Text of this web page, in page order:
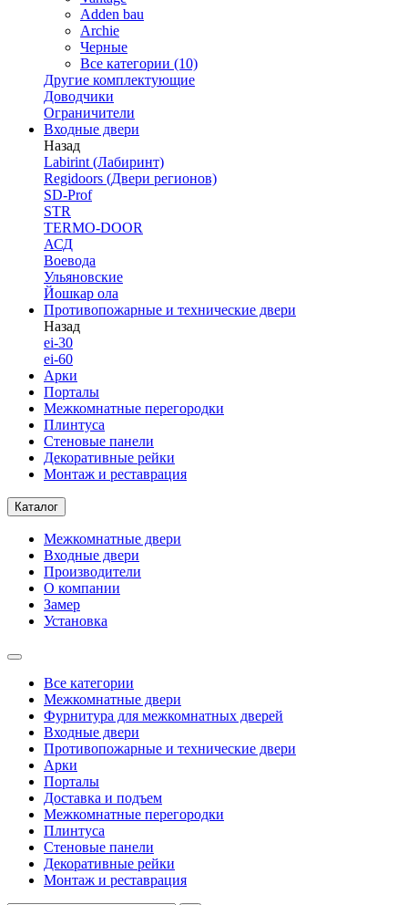
Adden bau
Archie
Черные
Все категории (10)
Другие комплектующие
Доводчики
Ограничители
Входные двери
Назад
Labirint (Лабиринт)
Regidoors (Двери регионов)
SD-Prof
STR
TERMO-DOOR
АСД
Воевода
Ульяновские
Йошкар ола
Противопожарные и технические двери
Назад
ei-30
ei-60
Арки
Порталы
Межкомнатные перегородки
Плинтуса
Стеновые панели
Декоративные рейки
Монтаж и реставрация
Каталог
Межкомнатные двери
Входные двери
Производители
О компании
Замер
Установка
Все категории
Межкомнатные двери
Фурнитура для межкомнатных дверей
Входные двери
Противопожарные и технические двери
Арки
Порталы
Доставка и подъем
Межкомнатные перегородки
Плинтуса
Стеновые панели
Декоративные рейки
Монтаж и реставрация